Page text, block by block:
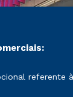
rematrícula
referente à